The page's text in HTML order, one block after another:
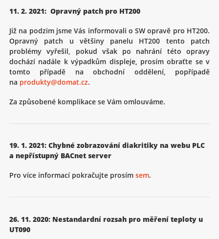
11. 2. 2021: Opravný patch pro HT200
Již na podzim jsme Vás informovali o SW opravě pro HT200.
Opravný patch u většiny panelu HT200 tento patch
problémy vyřešil, pokud však po nahrání této opravy
dochází nadále k výpadkům displeje, prosím obraťte se v
tomto případě na obchodní oddělení, popřípadě
na produkty@domat.cz.
Za způsobené komplikace se Vám omlouváme.
19. 1. 2021: Chybné zobrazování diakritiky na webu PLC
a nepřístupný BACnet server
Pro více informací pokračujte prosím sem.
26. 11. 2020: Nestandardní rozsah pro měření teploty u
UT090